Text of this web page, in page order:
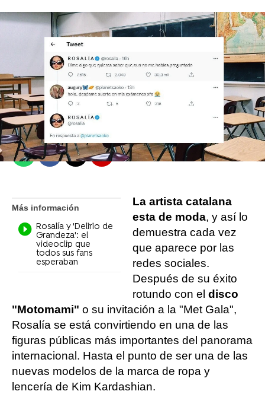
Mario Fernández
Madrid
Publicado:17 de mayo de 2022, 13:18
WhatsappFacebook
X Flipboard
Más información
Rosalía y 'Delirio de
Grandeza': el
videoclip que
todos sus fans
esperaban
La artista catalana
esta de moda, y así lo
demuestra cada vez
que aparece por las
redes sociales.
Después de su éxito
rotundo con el disco
"Motomami" o su invitación a la "Met Gala",
Rosalía se está convirtiendo en una de las
figuras públicas más importantes del panorama
internacional. Hasta el punto de ser una de las
nuevas modelos de la marca de ropa y
lencería de Kim Kardashian.